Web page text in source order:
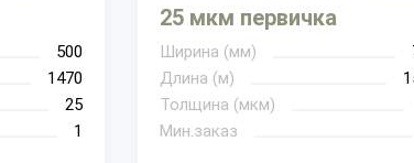
500
1470
25
1
25 мкм первичка
Ширина (мм)
Длина (м)
Толщина (мкм)
Мин.заказ